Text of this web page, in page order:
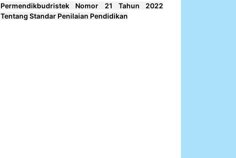
Permendikbudristek Nomor 21 Tahun 2022
Tentang Standar Penilaian Pendidikan